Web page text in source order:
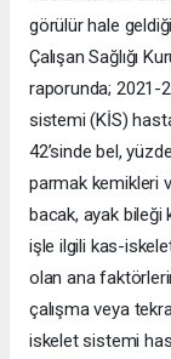
görülür hale
Çalışan Sağlığı
raporunda; 2021-
sistemi (KİS)
42’sinde bel,
parmak kemikleri
bacak, ayak
işle ilgili kas-
olan ana
çalışma veya
iskelet sistemi